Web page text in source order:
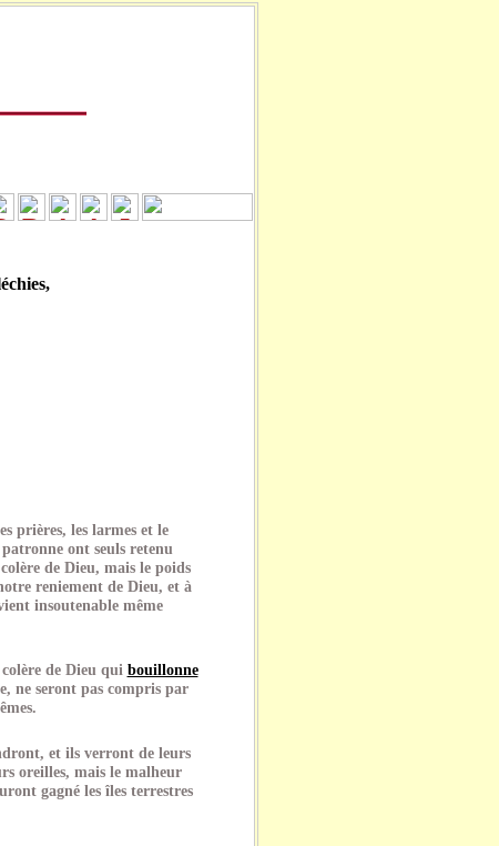
prières, les larmes et le
ont seuls retenu
de Dieu, mais le poids
reniement de Dieu, et à
insoutenable même
de Dieu qui bouillonne
ne seront pas compris par
et ils verront de leurs
oreilles, mais le malheur
gagné les îles terrestres